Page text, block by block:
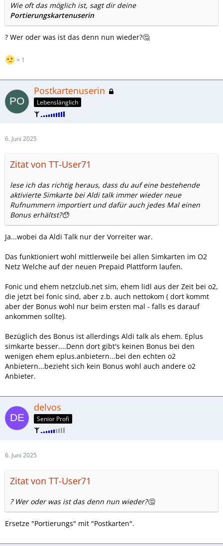
Wie oft das möglich ist, sagt dir deine
Portierungskartenuserin
? Wer oder was ist das denn nun wieder?🤔
1
Postkartenuserin
Lebenslänglich
6. Juni 2025
Zitat von TT-User71
lese ich das richtig heraus, dass du auf eine bestehende
aktivierte Simkarte bei Aldi talk immer wieder neue
Rufnummern importiert und dafür auch jedes Mal einen
Bonus erhältst?😯
Ja...wobei da Aldi Talk nur der Vorreiter war.
Das funktioniert wohl mittlerweile bei allen Simkarten im O2
Netz Welche auf der neuen Prepaid Plattform laufen.
Fonic und ehem netzclub.net sim, ehem lidl aus der Zeit bei o2,
die jetzt bei fonic sind, aber z.b. auch nettokom ( dort kommt
aber der Bonus wohl nur beim ersten mal - falls es darauf
ankommen sollte).
Bezüglich des Bonus ist allerdings Aldi talk als ehem. Eplus
simkarte besser....Denn dort gibt's keinen Bonus bei den
wenigen ehem eplus.anbietern...bei den echten o2
Anbietern...bezieht sich kein Bonus wohl auch andere o2
Anbieter.
delvos
Senior Profi
6. Juni 2025
Zitat von TT-User71
? Wer oder was ist das denn nun wieder?🤔
Ersetze "Portierungs" mit "Postkarten".